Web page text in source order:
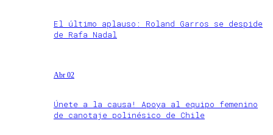
El último aplauso: Roland Garros se despide
de Rafa Nadal
Abr 02
Únete a la causa! Apoya al equipo femenino
de canotaje polinésico de Chile